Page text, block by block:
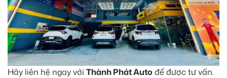
Hãy liên hệ ngay với Thành Phát Auto để được tư vấn.